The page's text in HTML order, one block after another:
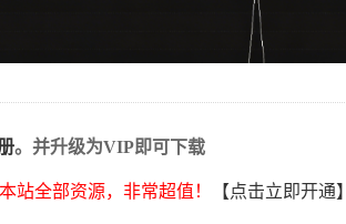
。并升级为VIP即可下载
站全部资源，非常超值！ 【点击立即开通】